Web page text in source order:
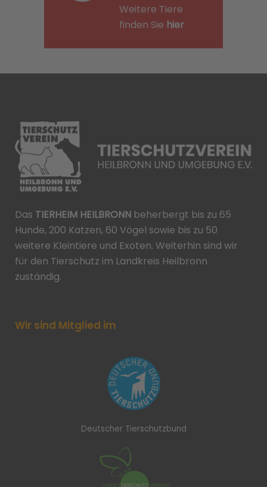
Weitere Tiere
finden Sie hier
Das TIERHEIM HEILBRONN beherbergt bis zu 65
Hunde, 200 Katzen, 60 Vögel sowie bis zu 50
weitere Kleintiere und Exoten. Weiterhin sind wir
für den Tierschutz im Landkreis Heilbronn
zuständig.
Wir sind Mitglied im
Deutscher Tierschutzbund